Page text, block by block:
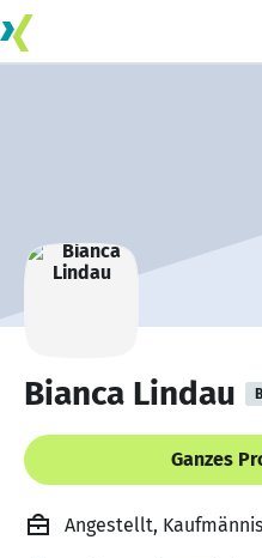
Bianca Lindau
Ganzes
Angestellt,